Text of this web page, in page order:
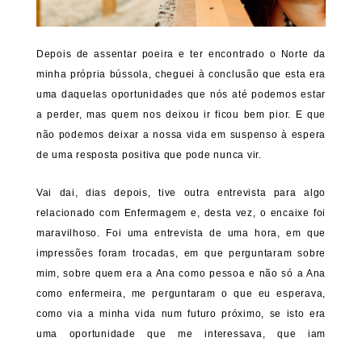
Depois de assentar poeira e ter encontrado o Norte da
minha própria bússola, cheguei à conclusão que esta era
uma daquelas oportunidades que nós até podemos estar
a perder, mas quem nos deixou ir ficou bem pior. E que
não podemos deixar a nossa vida em suspenso à espera
de uma resposta positiva que pode nunca vir.
Vai dai, dias depois, tive outra entrevista para algo
relacionado com Enfermagem e, desta vez, o encaixe foi
maravilhoso. Foi uma entrevista de uma hora, em que
impressões foram trocadas, em que perguntaram sobre
mim, sobre quem era a Ana como pessoa e não só a Ana
como enfermeira, me perguntaram o que eu esperava,
como via a minha vida num futuro próximo, se isto era
uma oportunidade que me interessava, que iam